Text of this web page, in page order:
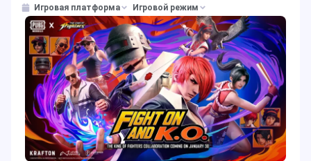
Игровая платформа Игровой режим